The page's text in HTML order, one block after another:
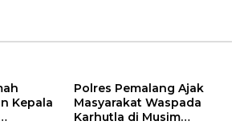
Kepala
Polres Pemalang Ajak
Masyarakat Waspada
Karhutla di Musim